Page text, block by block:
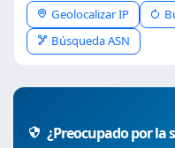
Geolocalizar IP
Búsqueda ASN
¿Preocupado por la